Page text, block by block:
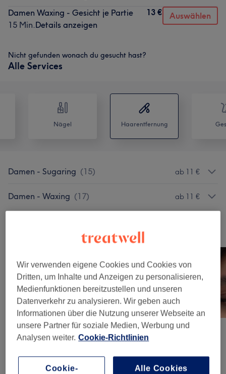
Damen Waxing - Gesicht je Partie
15 Min.Details anzeigen
13 € Auswählen
Nicht gefunden wonach du gesucht hast?
Alle Services
Nägel Haarentfernung
Damen - Sugaring (15) ab 11 €
Damen - Waxing (17) ab 11 €
Bild anklicken für weitere Details
Wir verwenden eigene Cookies und Cookies von
Dritten, um Inhalte und Anzeigen zu personalisieren,
Medienfunktionen bereitzustellen und unseren
Datenverkehr zu analysieren. Wir geben auch
Informationen über die Nutzung unserer Webseite an
unsere Partner für soziale Medien, Werbung und
Analysen weiter. Cookie-Richtlinien
Cookie-
Alle Cookies